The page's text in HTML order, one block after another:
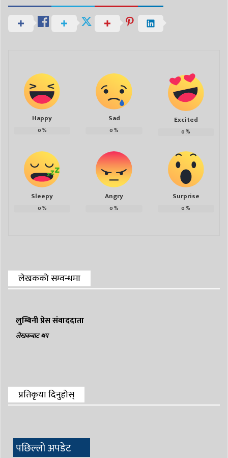
Happy
0%
Sad
0%
Excited
0%
Sleepy
0%
Angry
0%
Surprise
0%
लेखकको सम्वन्धमा
लुम्बिनी प्रेस संवाददाता
लेखकबाट थप
प्रतिकृया दिनुहोस्
पछिल्लो अपडेट